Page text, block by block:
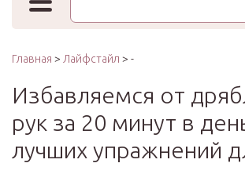
Главная > Лайфстайл > -
Избавляемся от
рук за 20 минут в
лучших упражнений